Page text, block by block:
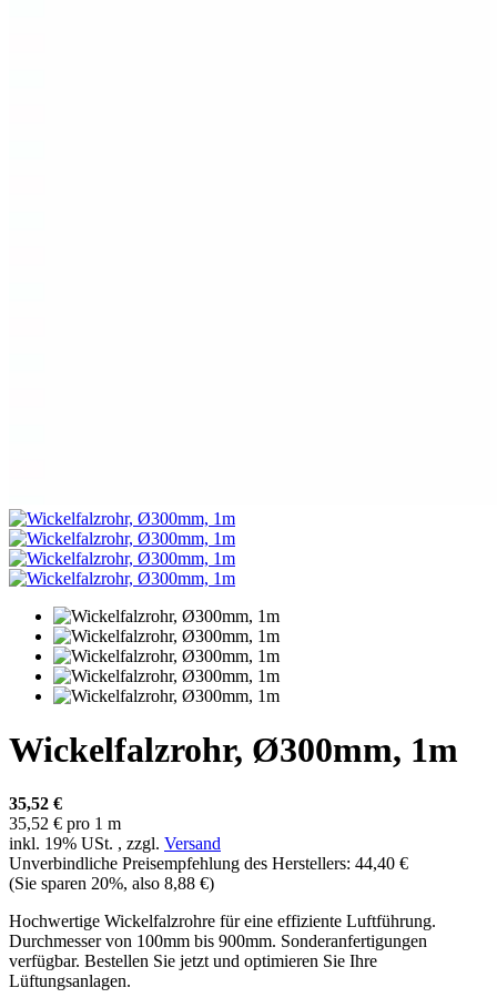
Wickelfalzrohr, Ø300mm, 1m
35,52 €
35,52 € pro 1 m
inkl. 19% USt. , zzgl. Versand
Unverbindliche Preisempfehlung des Herstellers: 44,40 €
(Sie sparen 20%, also 8,88 €)
Hochwertige Wickelfalzrohre für eine effiziente Luftführung.
Durchmesser von 100mm bis 900mm. Sonderanfertigungen
verfügbar. Bestellen Sie jetzt und optimieren Sie Ihre
Lüftungsanlagen.